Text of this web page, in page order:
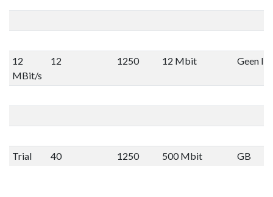
12
MBit/s
12 1250 12 Mbit Geen
Trial 40 1250 500 Mbit GB